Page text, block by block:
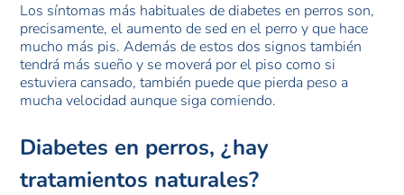
Los síntomas más habituales de diabetes en perros son,
precisamente, el aumento de sed en el perro y que hace
mucho más pis. Además de estos dos signos también
tendrá más sueño y se moverá por el piso como si
estuviera cansado, también puede que pierda peso a
mucha velocidad aunque siga comiendo.
Diabetes en perros, ¿hay
tratamientos naturales?